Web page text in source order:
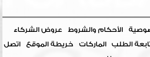
الأحكام والشروط
عروض الشركاء
الطلب الماركات خريطة الموقع
اتصل